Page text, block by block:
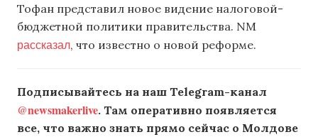
Тофан представил новое видение налоговой-
бюджетной политики правительства. NM
рассказал, что известно о новой реформе.
Подписывайтесь на наш Telegram-канал
@newsmakerlive. Там оперативно появляется
все, что важно знать прямо сейчас о Молдове